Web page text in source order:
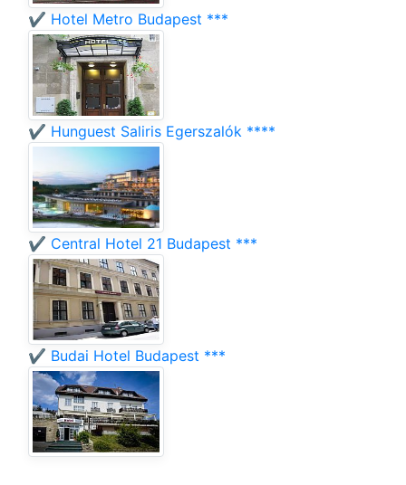
✔️ Hotel Metro Budapest ***
✔️ Hunguest Saliris Egerszalók ****
✔️ Central Hotel 21 Budapest ***
✔️ Budai Hotel Budapest ***